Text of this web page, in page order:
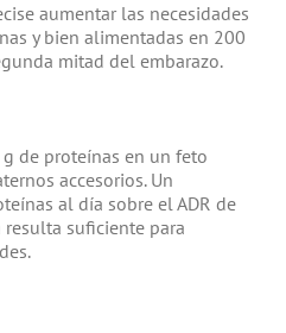
aumentar las necesidades
y bien alimentadas en 200
mitad del embarazo.
de proteínas en un feto
accesorios. Un
al día sobre el ADR de
suficiente para